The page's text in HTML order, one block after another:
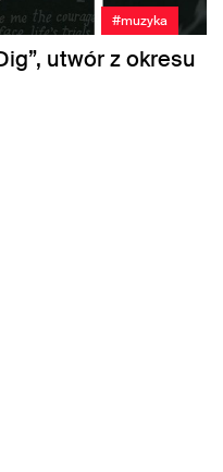
#muzyka
utwór z okresu